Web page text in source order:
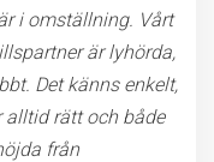
i omställning. Vårt
är lyhörda,
Det känns enkelt,
rätt och både
från